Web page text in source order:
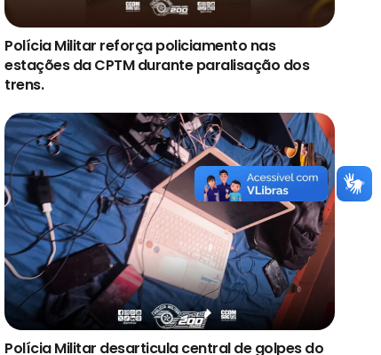
Polícia Militar reforça policiamento nas
estações da CPTM durante paralisação dos
trens.
Polícia Militar desarticula central de golpes do